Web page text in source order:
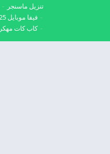
تنزيل ماسنجر
فيفا موبايل 2025
كاب كات مهكر